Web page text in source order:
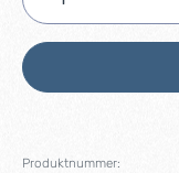
Produktnummer: